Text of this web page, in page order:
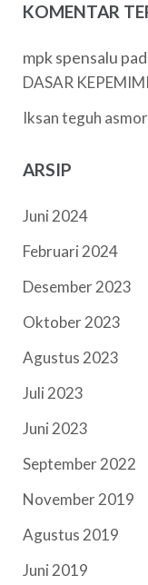
KOMENTAR
mpk spensalu
DASAR
Iksan teguh
ARSIP
Juni 2024
Februari 2024
Desember 2023
Oktober 2023
Agustus 2023
Juli 2023
Juni 2023
September 2022
November 2019
Agustus 2019
Juni 2019